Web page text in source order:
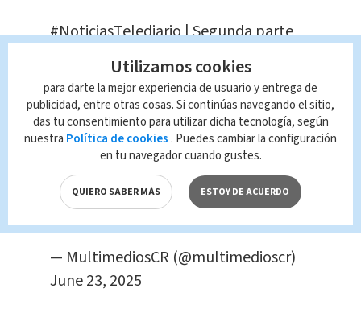
#NoticiasTelediario| Segunda parte
del reportaje sobre el préstamo
solicitado por Ingenio Taboga al
Banco Nacional.
¿Puede una empresa perder más de
800 hectáreas en producción pese a
tener contratos vigentes?
— MultimediosCR (@multimedioscr)
June 23, 2025
Utilizamos cookies
para darte la mejor experiencia de usuario y entrega de
publicidad, entre otras cosas. Si continúas navegando el sitio,
das tu consentimiento para utilizar dicha tecnología, según
nuestra Política de cookies . Puedes cambiar la configuración
en tu navegador cuando gustes.
QUIERO SABER MÁS ESTOY DE ACUERDO